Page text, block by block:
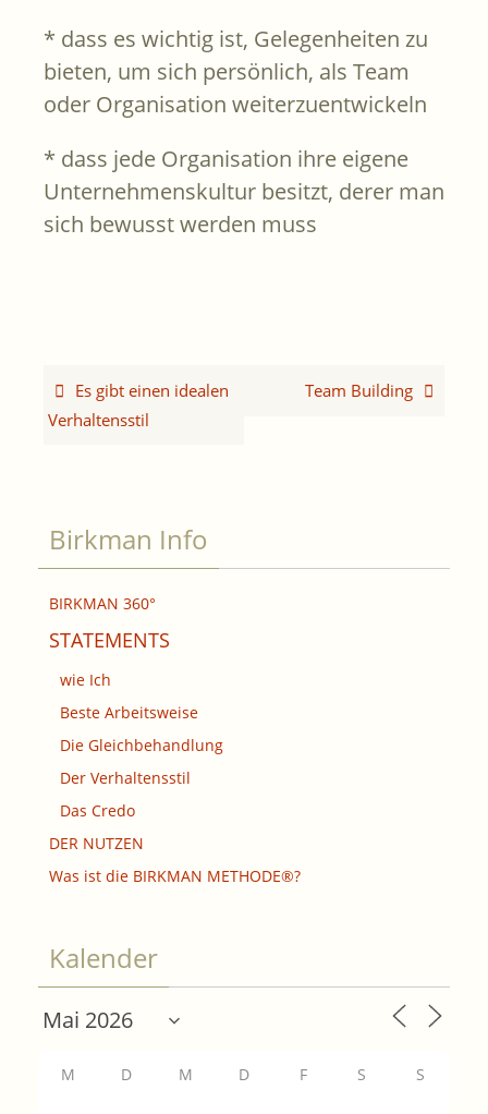
* dass es wichtig ist, Gelegenheiten zu
bieten, um sich persönlich, als Team
oder Organisation weiterzuentwickeln
* dass jede Organisation ihre eigene
Unternehmenskultur besitzt, derer man
sich bewusst werden muss
Es gibt einen idealen
Verhaltensstil
Team Building
Birkman Info
BIRKMAN 360°
STATEMENTS
wie Ich
Beste Arbeitsweise
Die Gleichbehandlung
Der Verhaltensstil
Das Credo
DER NUTZEN
Was ist die BIRKMAN METHODE®?
Kalender
M D M D F S S